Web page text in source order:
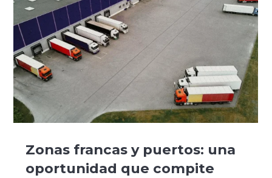
Zonas francas y puertos: una
oportunidad que compite